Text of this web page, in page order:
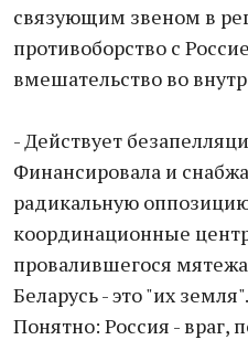
связующим звеном в
противоборство с
вмешательство во
- Действует
Финансировала и
радикальную
координационные
провалившегося
Беларусь - это "их
Понятно: Россия - враг,